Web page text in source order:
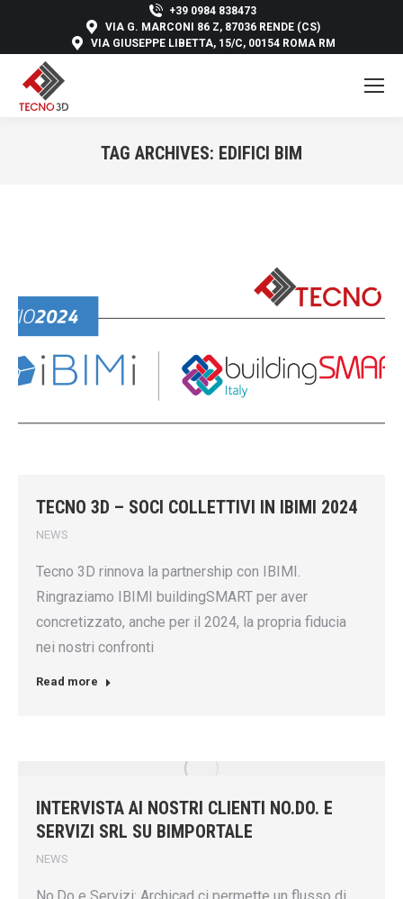
+39 0984 838473
VIA G. MARCONI 86 Z, 87036 RENDE (CS)
VIA GIUSEPPE LIBETTA, 15/C, 00154 ROMA RM
TAG ARCHIVES: EDIFICI BIM
TECNO 3D – SOCI COLLETTIVI IN IBIMI 2024
NEWS
Tecno 3D rinnova la partnership con IBIMI.
Ringraziamo IBIMI buildingSMART per aver
concretizzato, anche per il 2024, la propria fiducia
nei nostri confronti
Read more
INTERVISTA AI NOSTRI CLIENTI NO.DO. E
SERVIZI SRL SU BIMPORTALE
NEWS